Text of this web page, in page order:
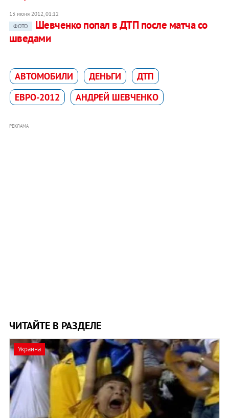
13 июня 2012, 01:12
ФОТО
Шевченко попал в ДТП после матча со
шведами
АВТОМОБИЛИ ДЕНЬГИ
ДТП
ЕВРО-2012
АНДРЕЙ ШЕВЧЕНКО
РЕКЛАМА
ЧИТАЙТЕ В РАЗДЕЛЕ
Украина